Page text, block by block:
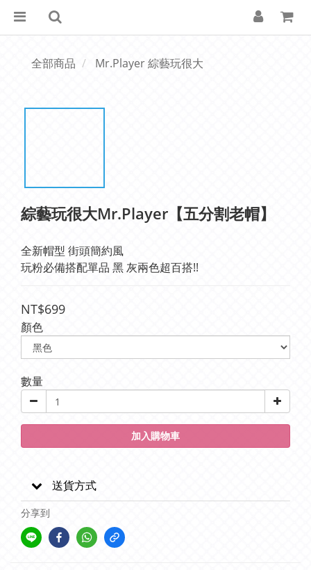
全部商品 Mr.Player 綜藝玩很大
綜藝玩很大Mr.Player【五分割老帽】
全新帽型 街頭簡約風
玩粉必備搭配單品 黑 灰兩色超百搭!!
NT$699
顏色
數量
加入購物車
送貨方式
分享到